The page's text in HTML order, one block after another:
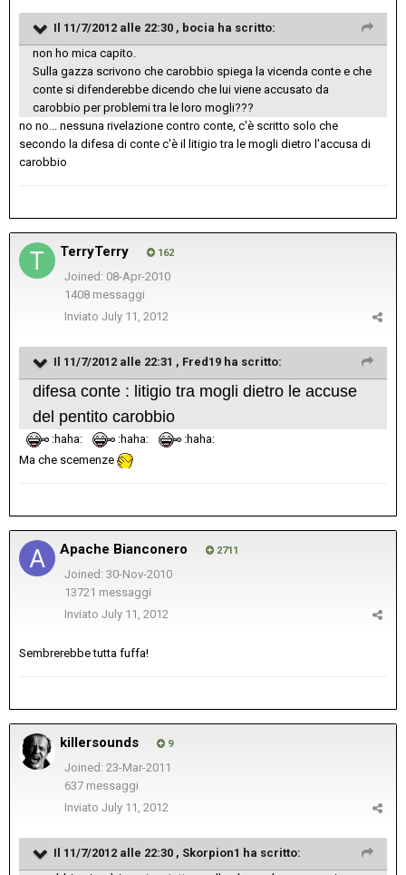
Il 11/7/2012 alle 22:30 , bocia ha scritto:
non ho mica capito.
Sulla gazza scrivono che carobbio spiega la vicenda conte e che
conte si difenderebbe dicendo che lui viene accusato da
carobbio per problemi tra le loro mogli???
no no... nessuna rivelazione contro conte, c'è scritto solo che
secondo la difesa di conte c'è il litigio tra le mogli dietro l'accusa di
carobbio
TerryTerry 162
Joined: 08-Apr-2010
1408 messaggi
Inviato July 11, 2012
Il 11/7/2012 alle 22:31 , Fred19 ha scritto:
difesa conte : litigio tra mogli dietro le accuse
del pentito carobbio
:haha: :haha:
:haha:
Ma che scemenze
Apache Bianconero 2711
Joined: 30-Nov-2010
13721 messaggi
Inviato July 11, 2012
Sembrerebbe tutta fuffa!
killersounds 9
Joined: 23-Mar-2011
637 messaggi
Inviato July 11, 2012
Il 11/7/2012 alle 22:30 , Skorpion1 ha scritto: